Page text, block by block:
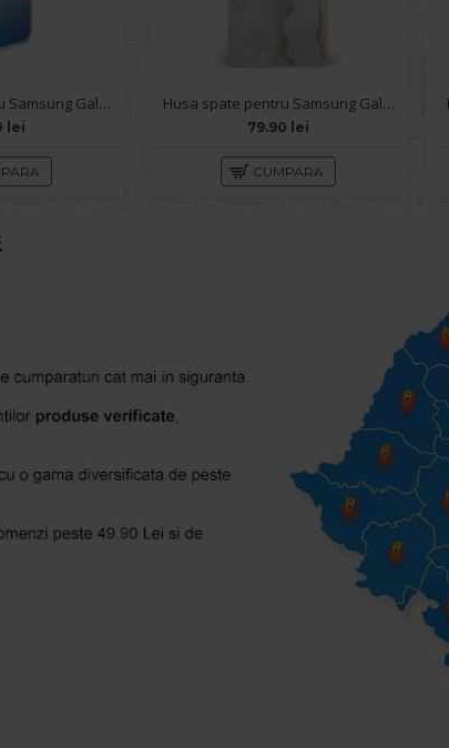
Husa spate pentru Samsung Galaxy A14- IGLOO Case Multicolor
lei
Husa spate pentru Samsung Galaxy A14- Deli Case Gold
79.90 lei
CUMPARA